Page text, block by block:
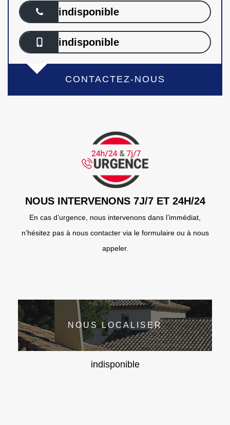
indisponible
indisponible
CONTACTEZ-NOUS
NOUS INTERVENONS 7J/7 ET 24H/24
En cas d’urgence, nous intervenons dans l’immédiat,
n’hésitez pas à nous contacter via le formulaire ou à nous
appeler.
NOUS LOCALISER
indisponible